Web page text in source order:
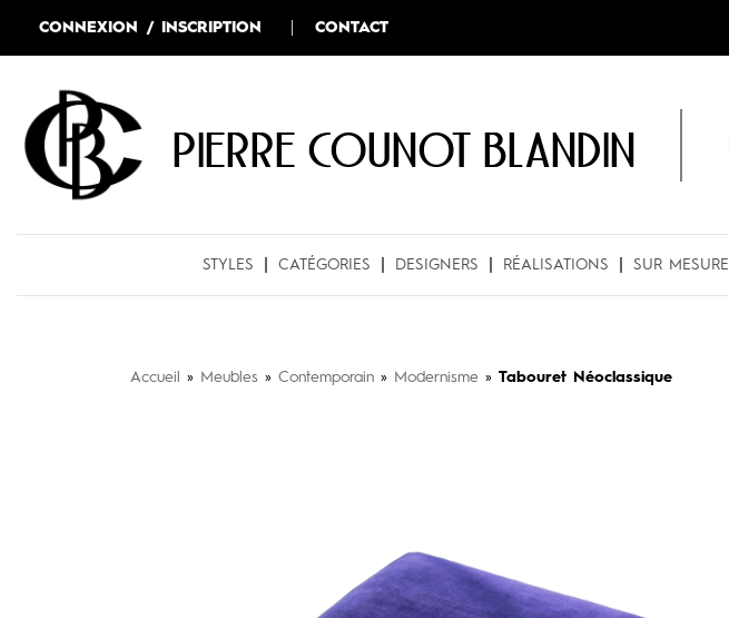
CONNEXION / INSCRIPTION CONTACT
Pierre COUNOT BLANDIN
STYLES CATÉGORIES DESIGNERS RÉALISATIONS SUR MESURE
Accueil » Meubles » Contemporain » Modernisme » Tabouret Néoclassique